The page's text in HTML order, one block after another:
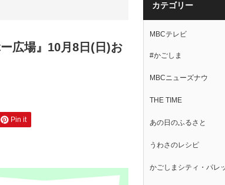
広場』10月8日(日)お
Pin it
カテゴリー
MBCテレビ
#かごしま
MBCニューズナウ
THE TIME
あの日のふるさと
うわさのレシピ
かごしまシティ・パレ